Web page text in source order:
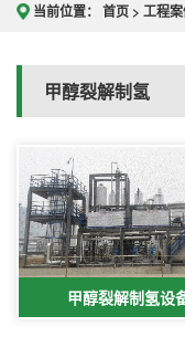
当前位置： 首页 > 工程
甲醇裂解制氢
甲醇裂解制氢设